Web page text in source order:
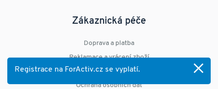
Zákaznická péče
Doprava a platba
Reklamace a vrácení zboží
Obchodní podmínky
Ochrana osobních dat
Registrace na ForActiv.cz se vyplatí.